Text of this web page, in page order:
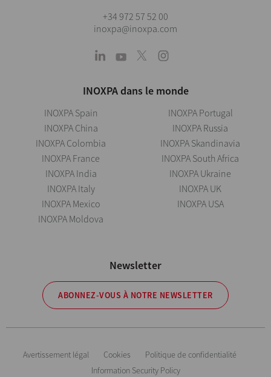
+34 972 57 52 00
inoxpa@inoxpa.com
INOXPA dans le monde
INOXPA Spain
INOXPA China
INOXPA Colombia
INOXPA France
INOXPA India
INOXPA Italy
INOXPA Mexico
INOXPA Moldova
INOXPA Portugal
INOXPA Russia
INOXPA Skandinavia
INOXPA South Africa
INOXPA Ukraine
INOXPA UK
INOXPA USA
Newsletter
ABONNEZ-VOUS À NOTRE NEWSLETTER
Avertissement légal Cookies
Politique de confidentialité
Information Security Policy